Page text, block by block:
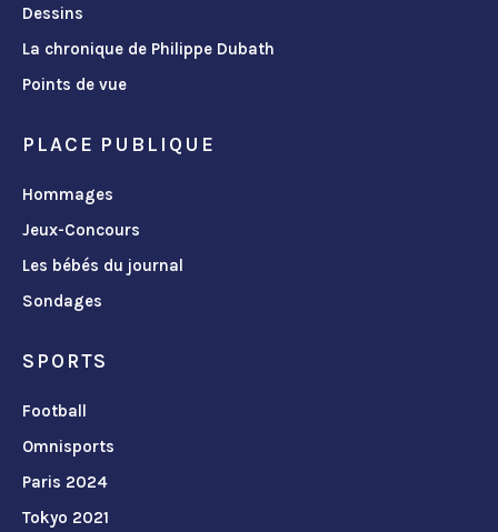
Dessins
La chronique de Philippe Dubath
Points de vue
PLACE PUBLIQUE
Hommages
Jeux-Concours
Les bébés du journal
Sondages
SPORTS
Football
Omnisports
Paris 2024
Tokyo 2021